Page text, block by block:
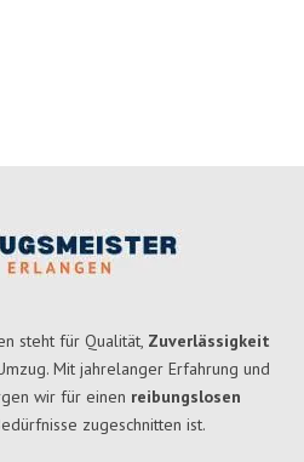
steht für Qualität, Zuverlässigkeit
Mit jahrelanger Erfahrung und
wir für einen reibungslosen
zugeschnitten ist.